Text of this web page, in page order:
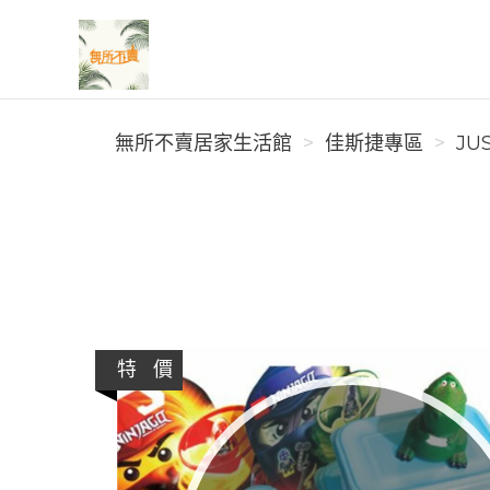
無所不賣居家生活館
無所不賣居家生活館
佳斯捷專區
特 價